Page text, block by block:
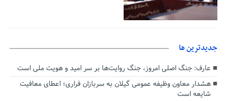
جديدترين ها
عارف: جنگ اصلی امروز، جنگ روایت‌ها بر سر امید و هویت ملی است
هشدار معاون وظیفه عمومی گیلان به سربازان فراری؛ اعطای معافیت
شایعه است